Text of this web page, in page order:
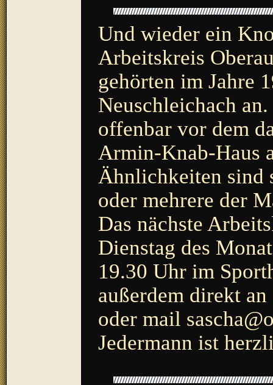
Und wieder ein
Arbeitskreis
gehörten im Jahre
Neuschleichach
offenbar vor dem
Armin-Knab-Haus
Ähnlichkeiten sind
oder mehrere der
Das nächste
Dienstag des
19.30 Uhr im
außerdem direkt
oder mail
Jedermann ist